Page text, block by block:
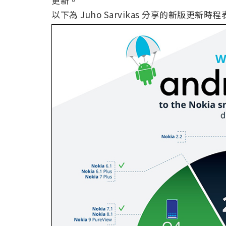
以下為 Juho Sarvikas 分享的新版更新時程